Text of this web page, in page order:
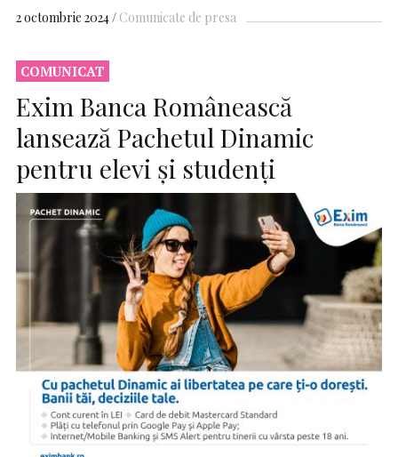
2 octombrie 2024 Comunicate de presa
COMUNICAT
Exim Banca Românească
lansează Pachetul Dinamic
pentru elevi și studenți